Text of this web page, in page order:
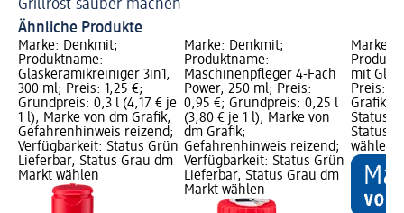
Grillrost sauber machen
Ähnliche Produkte
Marke: Denkmit;
Produktname:
Glaskeramikreiniger 3in1,
300 ml; Preis: 1,25 €;
Grundpreis: 0,3 l (4,17 € je
1 l); Marke von dm Grafik;
Gefahrenhinweis reizend;
Verfügbarkeit: Status Grün
Lieferbar, Status Grau dm
Markt wählen
Marke: Denkmit;
Produktname:
Maschinenpfleger 4-Fach
Power, 250 ml; Preis:
0,95 €; Grundpreis: 0,25 l
(3,80 € je 1 l); Marke von
dm Grafik;
Gefahrenhinweis reizend;
Verfügbarkeit: Status Grün
Lieferbar, Status Grau dm
Markt wählen
Marke:
mit
Preis:
Grafik;
Status
Status
wählen